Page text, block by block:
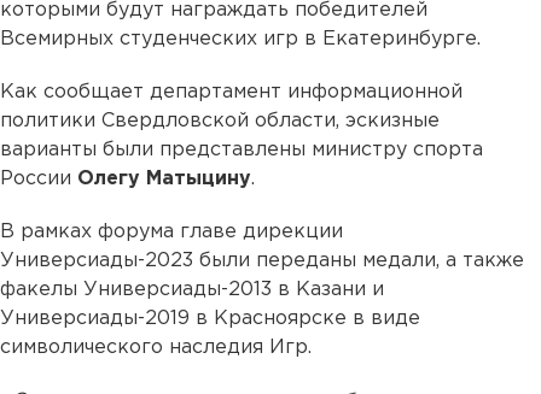
которыми будут награждать победителей
Всемирных студенческих игр в Екатеринбурге.
Как сообщает департамент информационной
политики Свердловской области, эскизные
варианты были представлены министру спорта
России Олегу Матыцину.
В рамках форума главе дирекции
Универсиады-2023 были переданы медали, а также
факелы Универсиады-2013 в Казани и
Универсиады-2019 в Красноярске в виде
символического наследия Игр.